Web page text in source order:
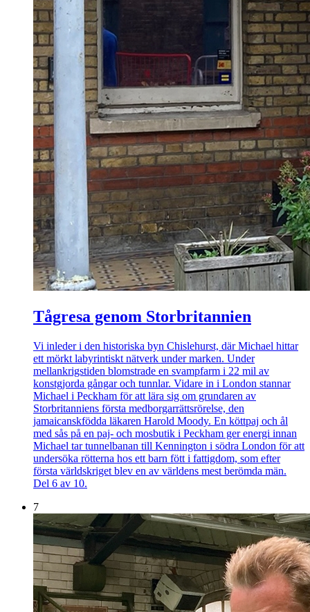
Tågresa genom Storbritannien
Vi inleder i den historiska byn Chislehurst, där Michael hittar
ett mörkt labyrintiskt nätverk under marken. Under
mellankrigstiden blomstrade en svampfarm i 22 mil av
konstgjorda gångar och tunnlar. Vidare in i London stannar
Michael i Peckham för att lära sig om grundaren av
Storbritanniens första medborgarrättsrörelse, den
jamaicanskfödda läkaren Harold Moody. En köttpaj och ål
med sås på en paj- och mosbutik i Peckham ger energi innan
Michael tar tunnelbanan till Kennington i södra London för att
undersöka rötterna hos ett barn fött i fattigdom, som efter
första världskriget blev en av världens mest berömda män.
Del 6 av 10.
7